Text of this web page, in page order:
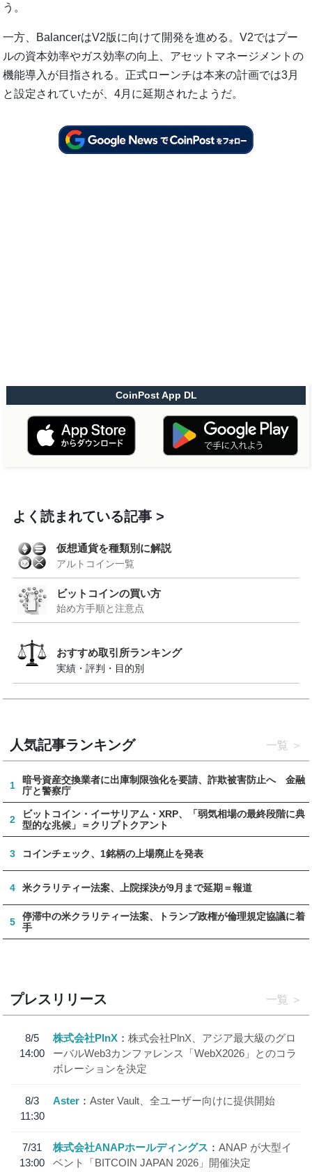
う。
一方、BalancerはV2版に向けて開発を進める。V2ではプー
ルの資本効率やガス効率の向上、アセットマネージメントの
機能導入が目指される。正式ローンチは本来の計画では3月
と設定されていたが、4月に延期されたようだ。
CoinPost App DL
よく読まれている記事
仮想通貨を種類別に解説
アルトコイン一覧
ビットコインの買い方
始め方手順と注意点
おすすめ取引所ランキング
実績・評判・目的別
人気記事ランキング 一覧
1
暗号資産交換業者に出庫制限強化を要請、詐欺被害防止へ 金融
庁と警察庁
2
ビットコイン・イーサリアム・XRP、「弱気相場の最終段階に典
型的な兆候」＝クリプトクアント
3 コインチェック、1銘柄の上場廃止を発表
4 米クラリティー法案、上院採決が9月まで延期＝報道
5
停滞中の米クラリティー法案、トランプ政権が倫理規定協議に着
手
プレスリリース 一覧
8/5
14:00
株式会社PlnX
株式会社PlnX、アジア最大級のグロ
ーバルWeb3カンファレンス「WebX2026」とのコラ
ボレーションを決定
8/3
11:30
Aster Aster Vault、全ユーザー向けに提供開始
7/31
13:00
株式会社ANAPホールディングス
ANAP が大型イ
ベント「BITCOIN JAPAN 2026」開催決定